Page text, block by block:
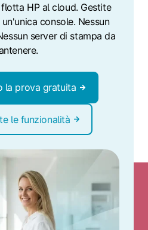
HP al cloud. Gestite
console. Nessun
server di stampa da
la prova gratuita
le funzionalità